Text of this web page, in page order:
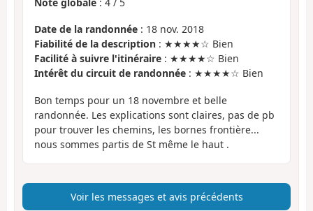
Date de la randonnée : 18 nov. 2018
Fiabilité de la description : ★★★★☆ Bien
Facilité à suivre l'itinéraire : ★★★★☆ Bien
Intérêt du circuit de randonnée : ★★★★☆ Bien
Bon temps pour un 18 novembre et belle
randonnée. Les explications sont claires, pas de pb
pour trouver les chemins, les bornes frontière...
nous sommes partis de St même le haut .
Voir les messages et avis précédents